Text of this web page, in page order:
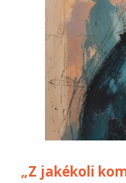
„Z jakékoli